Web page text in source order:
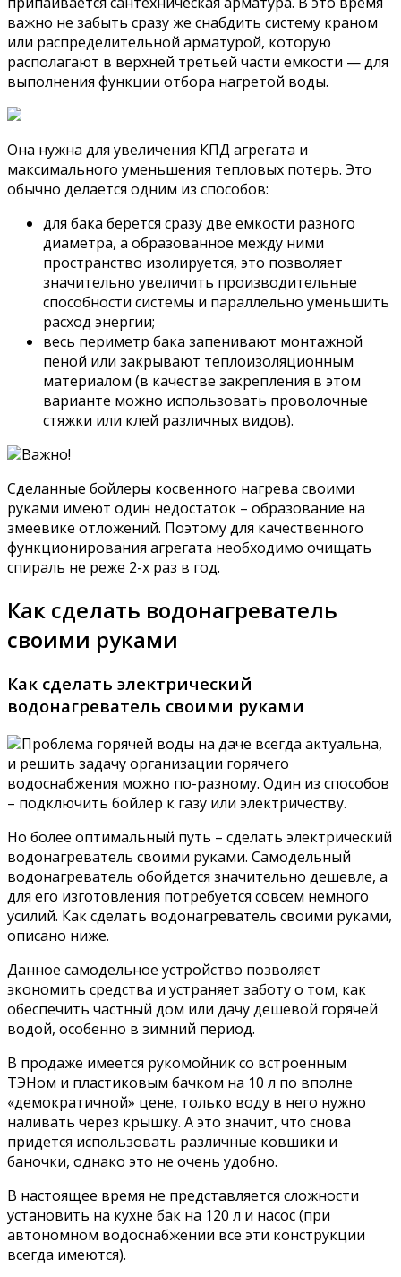
важно не забыть сразу же снабдить систему краном
или распределительной арматурой, которую
располагают в верхней третьей части емкости — для
выполнения функции отбора нагретой воды.
Она нужна для увеличения КПД агрегата и
максимального уменьшения тепловых потерь. Это
обычно делается одним из способов:
для бака берется сразу две емкости разного
диаметра, а образованное между ними
пространство изолируется, это позволяет
значительно увеличить производительные
способности системы и параллельно уменьшить
расход энергии;
весь периметр бака запенивают монтажной
пеной или закрывают теплоизоляционным
материалом (в качестве закрепления в этом
варианте можно использовать проволочные
стяжки или клей различных видов).
Важно!
Сделанные бойлеры косвенного нагрева своими
руками имеют один недостаток – образование на
змеевике отложений. Поэтому для качественного
функционирования агрегата необходимо очищать
спираль не реже 2-х раз в год.
Как сделать водонагреватель
своими руками
Как сделать электрический
водонагреватель своими руками
Проблема горячей воды на даче всегда актуальна,
и решить задачу организации горячего
водоснабжения можно по-разному. Один из способов
– подключить бойлер к газу или электричеству.
Но более оптимальный путь – сделать электрический
водонагреватель своими руками. Самодельный
водонагреватель обойдется значительно дешевле, а
для его изготовления потребуется совсем немного
усилий. Как сделать водонагреватель своими руками,
описано ниже.
Данное самодельное устройство позволяет
экономить средства и устраняет заботу о том, как
обеспечить частный дом или дачу дешевой горячей
водой, особенно в зимний период.
В продаже имеется рукомойник со встроенным
ТЭНом и пластиковым бачком на 10 л по вполне
«демократичной» цене, только воду в него нужно
наливать через крышку. А это значит, что снова
придется использовать различные ковшики и
баночки, однако это не очень удобно.
В настоящее время не представляется сложности
установить на кухне бак на 120 л и насос (при
автономном водоснабжении все эти конструкции
всегда имеются).